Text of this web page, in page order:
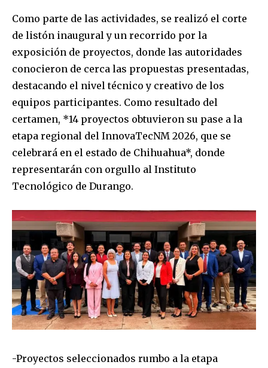
Como parte de las actividades, se realizó el corte
de listón inaugural y un recorrido por la
exposición de proyectos, donde las autoridades
conocieron de cerca las propuestas presentadas,
destacando el nivel técnico y creativo de los
equipos participantes. Como resultado del
certamen, *14 proyectos obtuvieron su pase a la
etapa regional del InnovaTecNM 2026, que se
celebrará en el estado de Chihuahua*, donde
representarán con orgullo al Instituto
Tecnológico de Durango.
-Proyectos seleccionados rumbo a la etapa